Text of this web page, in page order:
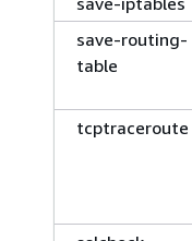
save-routing-
table
tcptraceroute